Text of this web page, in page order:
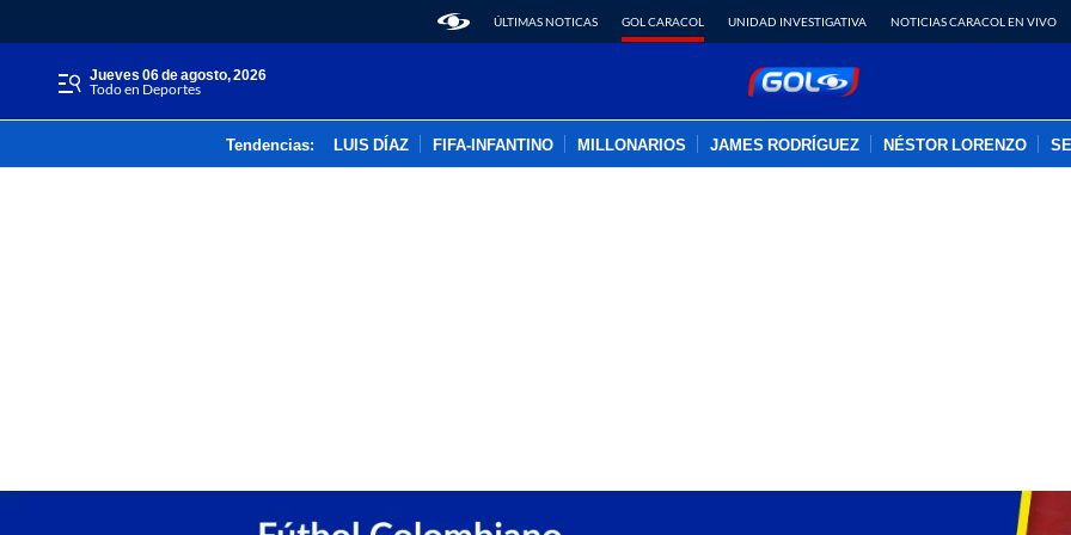
ÚLTIMAS NOTICAS GOL CARACOL UNIDAD INVESTIGATIVA NOTICIAS CARACOL EN VIVO
jueves 06 de agosto, 2026
Todo en Deportes
Tendencias: LUIS DÍAZ FIFA-INFANTINO MILLONARIOS JAMES RODRÍGUEZ NÉSTOR LORENZO